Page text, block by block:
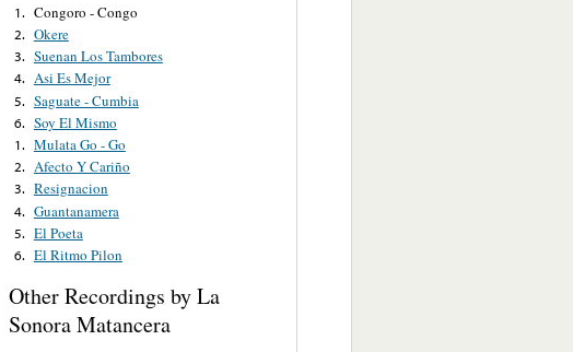
1. Congoro - Congo
2. Okere
3. Suenan Los Tambores
4. Asi Es Mejor
5. Saguate - Cumbia
6. Soy El Mismo
1. Mulata Go - Go
2. Afecto Y Cariño
3. Resignacion
4. Guantanamera
5. El Poeta
6. El Ritmo Pilon
Other Recordings by La
Sonora Matancera